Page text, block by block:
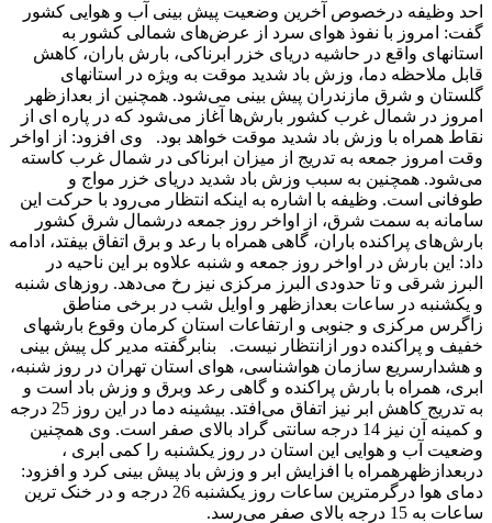
احد وظیفه درخصوص آخرین وضعیت پیش بینی آب و هوایی کشور
گفت: امروز با نفوذ هوای سرد از عرض‌های شمالی کشور به
استانهای واقع در حاشیه دریای خزر ابرناکی، بارش باران، کاهش
قابل ملاحظه دما، وزش باد شدید موقت به ویژه در استانهای
گلستان و شرق مازندران پیش بینی می‌شود. همچنین از بعدازظهر
امروز در شمال غرب کشور بارش‌ها آغاز می‌شود که در پاره ای از
نقاط همراه با وزش باد شدید موقت خواهد بود. وی افزود: از اواخر
وقت امروز جمعه به تدریج از میزان ابرناکی در شمال غرب کاسته
می‌شود. همچنین به سبب وزش باد شدید دریای خزر مواج و
طوفانی است. وظیفه با اشاره به اینکه انتظار می‌رود با حرکت این
سامانه به سمت شرق، از اواخر روز جمعه درشمال شرق کشور
بارش‌های پراکنده باران، گاهی همراه با رعد و برق اتفاق بیفتد، ادامه
داد: این بارش در اواخر روز جمعه و شنبه علاوه بر این ناحیه در
البرز شرقی و تا حدودی البرز مرکزی نیز رخ می‌دهد. روزهای شنبه
و یکشنبه در ساعات بعدازظهر و اوایل شب در برخی مناطق
زاگرس مرکزی و جنوبی و ارتفاعات استان کرمان وقوع بارشهای
خفیف و پراکنده دور ازانتظار نیست. بنابرگفته مدیر کل پیش بینی
و هشدارسریع سازمان هواشناسی، هوای استان تهران در روز شنبه،
ابری، همراه با بارش پراکنده و گاهی رعد وبرق و وزش باد است و
به تدریج کاهش ابر نیز اتفاق می‌افتد. بیشینه دما در این روز 25 درجه
و کمینه آن نیز 14 درجه سانتی گراد بالای صفر است. وی همچنین
وضعیت آب و هوایی این استان در روز یکشنبه را کمی ابری ،
دربعدازظهرهمراه با افزایش ابر و وزش باد پیش بینی کرد و افزود:
دمای هوا درگرمترین ساعات روز یکشنبه 26 درجه و در خنک ترین
ساعات به 15 درجه بالای صفر می‌رسد.